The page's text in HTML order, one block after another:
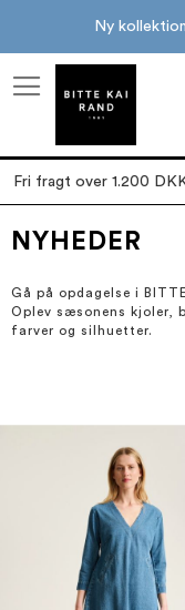
Ny
Fri fragt over 1.200
NYHEDER
Gå på opdagelse i
Oplev sæsonens kjoler,
farver og silhuetter.